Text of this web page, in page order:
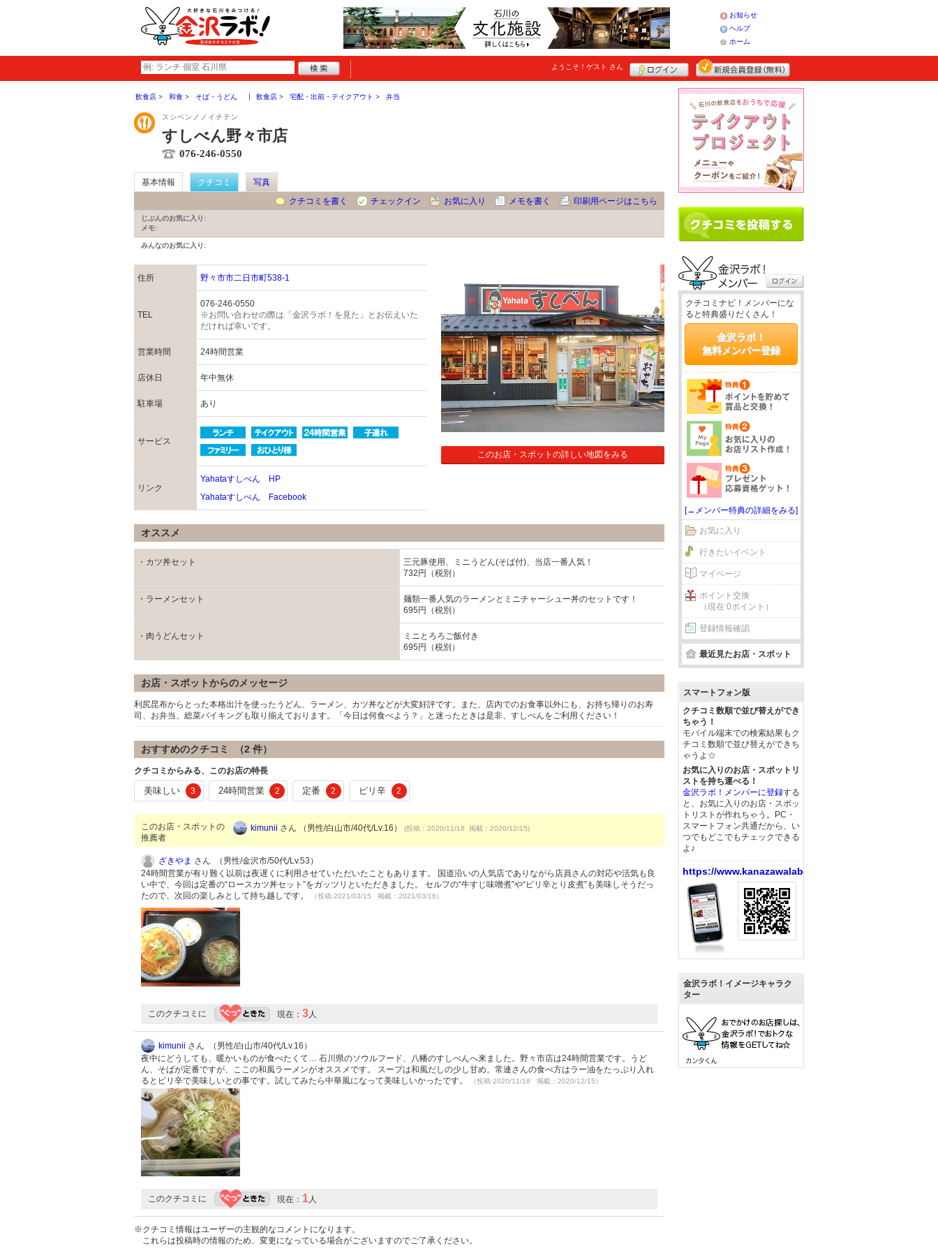
お知らせ
ヘルプ
ホーム
ようこそ！ ゲスト さん
飲食店 和食 そば・うどん 飲食店 宅配・出前・テイクアウト 弁当
スシベンノノイチテン
すしべん野々市店
076-246-0550
基本情報 クチコミ
写真
クチコミを書く
チェックイン お気に入り メモを書く 印刷用ページはこちら
じぶんのお気に入り:
メモ:
みんなのお気に入り:
住所 野々市市二日市町538-1
TEL
076-246-0550
※お問い合わせの際は「金沢ラボ！を見た」とお伝えいた
だければ幸いです。
営業時間 24時間営業
店休日 年中無休
駐車場 あり
サービス
リンク
Yahataすしべん HP
Yahataすしべん Facebook
このお店・スポットの詳しい地図をみる
オススメ
・カツ丼セット
三元豚使用、ミニうどん(そば付)、当店一番人気！
732円（税別）
・ラーメンセット
麺類一番人気のラーメンとミニチャーシュー丼のセットです！
695円（税別）
・肉うどんセット
ミニとろろご飯付き
695円（税別）
お店・スポットからのメッセージ
利尻昆布からとった本格出汁を使ったうどん、ラーメン、カツ丼などが大変好評です。また、店内でのお食事以外にも、お持ち帰りのお寿
司、お弁当、総菜バイキングも取り揃えております。「今日は何食べよう？」と迷ったときは是非、すしべんをご利用ください！
おすすめのクチコミ （2 件）
クチコミからみる、このお店の特長
美味しい 3 24時間営業 2 定番 2 ピリ辛 2
このお店・スポットの
推薦者
kimunii さん （男性/白山市/40代/Lv.16） (投稿：2020/11/18 掲載：2020/12/15)
ざきやま さん （男性/金沢市/50代/Lv.53）
24時間営業が有り難く以前は夜遅くに利用させていただいたこともあります。 国道沿いの人気店でありながら店員さんの対応や活気も良
い中で、今回は定番の“ロースカツ丼セット”をガッツリといただきました。 セルフの“牛すじ味噌煮”や“ピリ辛とり皮煮”も美味しそうだっ
たので、次回の楽しみとして持ち越しです。
（投稿:2021/03/15 掲載：2021/03/16）
このクチコミに 現在： 3 人
kimunii さん （男性/白山市/40代/Lv.16）
夜中にどうしても、暖かいものが食べたくて… 石川県のソウルフード、八幡のすしべんへ来ました。野々市店は24時間営業です。うど
ん、そばが定番ですが、ここの和風ラーメンがオススメです。 スープは和風だしの少し甘め。常連さんの食べ方はラー油をたっぷり入れ
るとピリ辛で美味しいとの事です。試してみたら中華風になって美味しいかったです。
（投稿:2020/11/18 掲載：2020/12/15）
このクチコミに 現在： 1 人
※クチコミ情報はユーザーの主観的なコメントになります。
これらは投稿時の情報のため、変更になっている場合がございますのでご了承ください。
クチコミナビ！メンバーにな
ると特典盛りだくさん！
金沢ラボ！
無料メンバー登録
[→メンバー特典の詳細をみる]
お気に入り
行きたいイベント
マイページ
ポイント交換
（現在 0ポイント）
登録情報確認
最近見たお店・スポット
スマートフォン版
クチコミ数順で並び替えができ
ちゃう！
モバイル端末での検索結果もク
チコミ数順で並び替えができち
ゃうよ☆
お気に入りのお店・スポットリ
ストを持ち運べる！
金沢ラボ！メンバーに登録する
と、お気に入りのお店・スポッ
トリストが作れちゃう。PC・
スマートフォン共通だから、い
つでもどこでもチェックできる
よ♪
https://www.kanazawalabo.net/
金沢ラボ！イメージキャラク
ター